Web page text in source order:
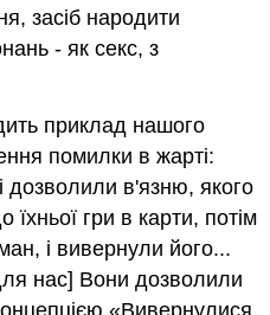
засіб народити
- як секс, з
приклад нашого
помилки в жарті:
дозволили в'язню, якого
гри в карти, потім
і вивернули його...
нас] Вони дозволили
«Вивернулися